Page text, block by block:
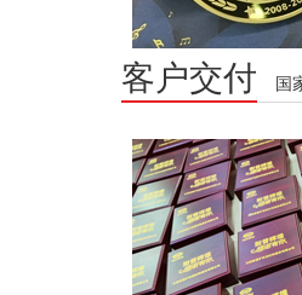
客户交付 国